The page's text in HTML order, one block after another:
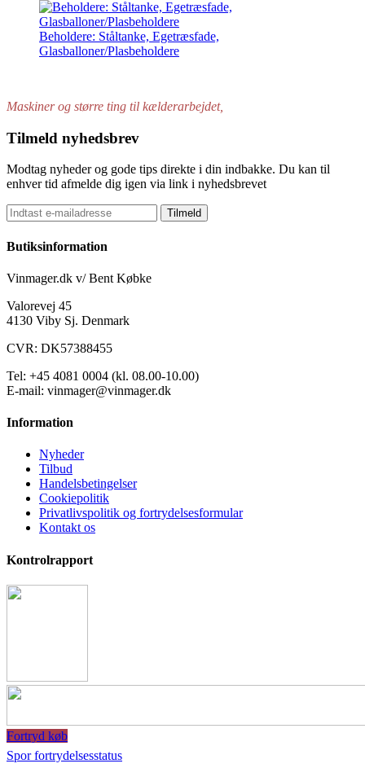
Beholdere: Ståltanke, Egetræsfade,
Glasballoner/Plasbeholdere
Maskiner og større ting til kælderarbejdet,
Tilmeld nyhedsbrev
Modtag nyheder og gode tips direkte i din indbakke. Du kan til
enhver tid afmelde dig igen via link i nyhedsbrevet
Tilmeld
Butiksinformation
Vinmager.dk v/ Bent Købke
Valorevej 45
4130 Viby Sj. Denmark
CVR: DK57388455
Tel: +45 4081 0004 (kl. 08.00-10.00)
E-mail: vinmager@vinmager.dk
Information
Nyheder
Tilbud
Handelsbetingelser
Cookiepolitik
Privatlivspolitik og fortrydelsesformular
Kontakt os
Kontrolrapport
Fortryd køb
Spor fortrydelsesstatus